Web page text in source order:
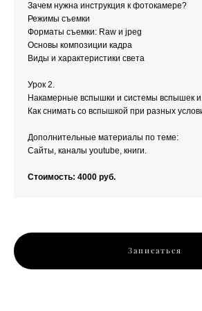
Зачем нужна инструкция к фотокамере?
Режимы съемки
Форматы съемки: Raw и jpeg
Основы композиции кадра
Виды и характеристики света
Урок 2.
Накамерные вспышки и системы вспышек и
Как снимать со вспышкой при разных
Дополнительные материалы по теме:
Сайты, каналы youtube, книги.
Стоимость: 4000 руб.
Записаться